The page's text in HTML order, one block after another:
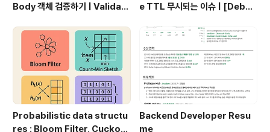
Body 객체 검증하기 | Validati
s Using @Valid
e TTL 무시되는 이슈 | [Debug
TTL Ignored Issue
Probabilistic data structu
res : Bloom Filter, Cuckoo
Backend Developer Resu
me